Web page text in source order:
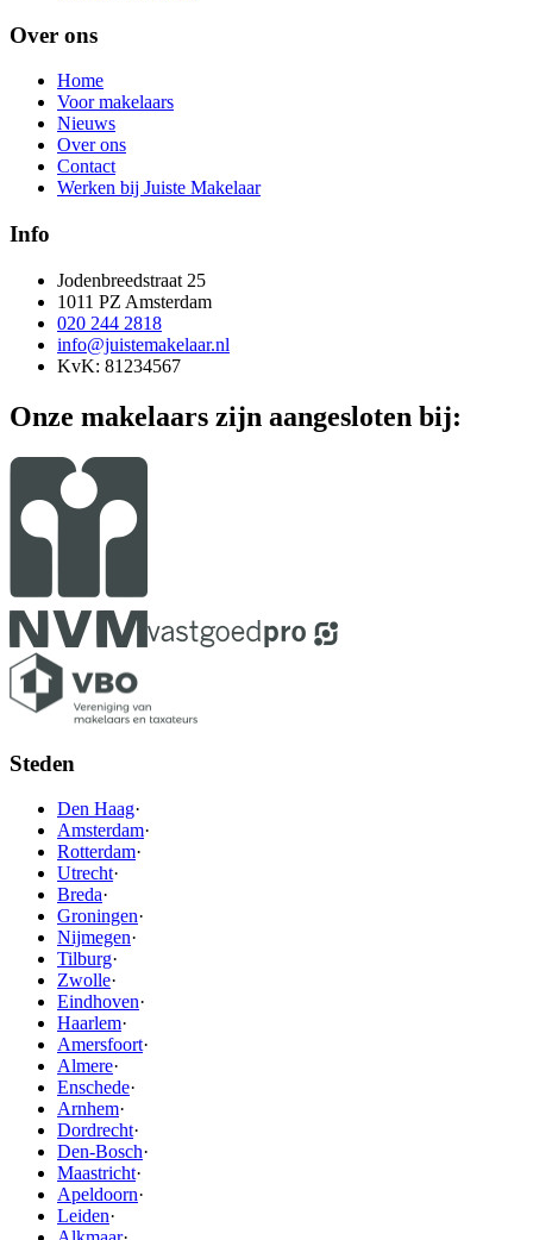
Over ons
Home
Voor makelaars
Nieuws
Over ons
Contact
Werken bij Juiste Makelaar
Info
Jodenbreedstraat 25
1011 PZ Amsterdam
020 244 2818
info@juistemakelaar.nl
KvK: 81234567
Onze makelaars zijn aangesloten bij:
Steden
Den Haag·
Amsterdam·
Rotterdam·
Utrecht·
Breda·
Groningen·
Nijmegen·
Tilburg·
Zwolle·
Eindhoven·
Haarlem·
Amersfoort·
Almere·
Enschede·
Arnhem·
Dordrecht·
Den-Bosch·
Maastricht·
Apeldoorn·
Leiden·